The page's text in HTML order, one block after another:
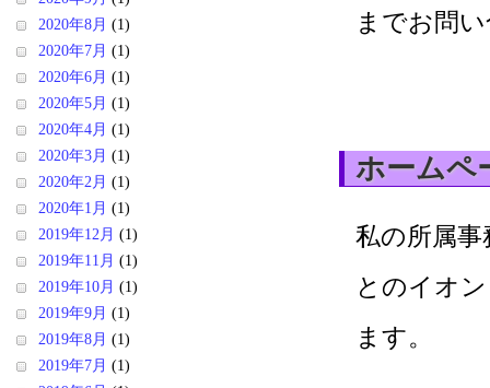
までお問
ホームペ
私の所属
とのイオ
ます。
2020年8月 (1)
2020年7月 (1)
2020年6月 (1)
2020年5月 (1)
2020年4月 (1)
2020年3月 (1)
2020年2月 (1)
2020年1月 (1)
2019年12月 (1)
2019年11月 (1)
2019年10月 (1)
2019年9月 (1)
2019年8月 (1)
2019年7月 (1)